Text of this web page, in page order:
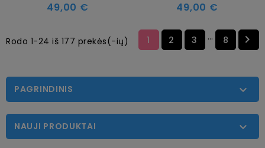
49,00 € 49,00 €
Rodo 1-24 iš 177 prekės(-ių) 1 2 3 … 8 
PAGRINDINIS 
NAUJI PRODUKTAI 